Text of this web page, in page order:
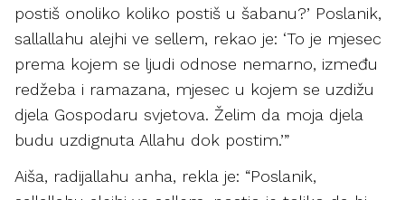
postiš onoliko koliko postiš u šabanu?’ Poslanik,
sallallahu alejhi ve sellem, rekao je: ‘To je mjesec
prema kojem se ljudi odnose nemarno, između
redžeba i ramazana, mjesec u kojem se uzdižu
djela Gospodaru svjetova. Želim da moja djela
budu uzdignuta Allahu dok postim.’”
Aiša, radijallahu anha, rekla je: “Poslanik,